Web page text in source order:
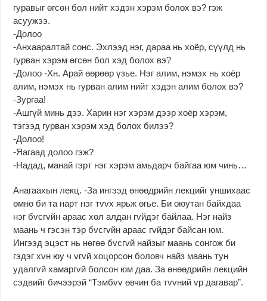
гуравыг өгсөн бол нийт хэдэн хэрэм болох вэ? гэж
асуужээ.
-Долоо
-Анхааралтай сонс. Эхлээд нэг, дараа нь хоёр, сүүлд нь
гурван хэрэм өгсөн бол хэд болох вэ?
-Долоо -Хн. Арай өөрөөр үзье. Нэг алим, нэмэх нь хоёр
алим, нэмэх нь гурван алим нийт хэдэн алим болох вэ?
-Зургаа!
-Ашгүй минь дээ. Харин нэг хэрэм дээр хоёр хэрэм,
тэгээд гурван хэрэм хэд болох билээ?
-Долоо!
-Яагаад долоо гэж?
-Надад, манай гэрт нэг хэрэм амьдарч байгаа юм чинь…
Анагаахын лекц. -За ингээд өнөөдрийн лекцийг уншихаас
өмнө би та нарт нэг тvvх ярьж өгье. Би оюутан байхдаа
нэг бvсгvйн араас хөл алдан гvйдэг байлаа. Нэг найз
маань ч гэсэн тэр бvсгvйн араас гvйдэг байсан юм.
Ингээд эцэст нь нөгөө бvсгvй найзыг маань сонгож би
гэдэг хvн юу ч vгvй хоцорсон боловч найз маань тун
удалгvй хамаргvй болсон юм даа. За өнөөдрийн лекцийн
сэдвийг бичээрэй “Тэмбvv өвчин ба тvvний vр дагавар”.